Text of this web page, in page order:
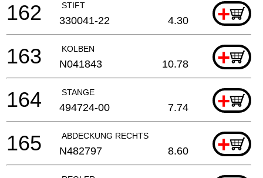
STIFT +
162 330041-22 4.30
KOLBEN +
163 N041843 10.78
STANGE +
164 494724-00 7.74
ABDECKUNG RECHTS +
165 N482797 8.60